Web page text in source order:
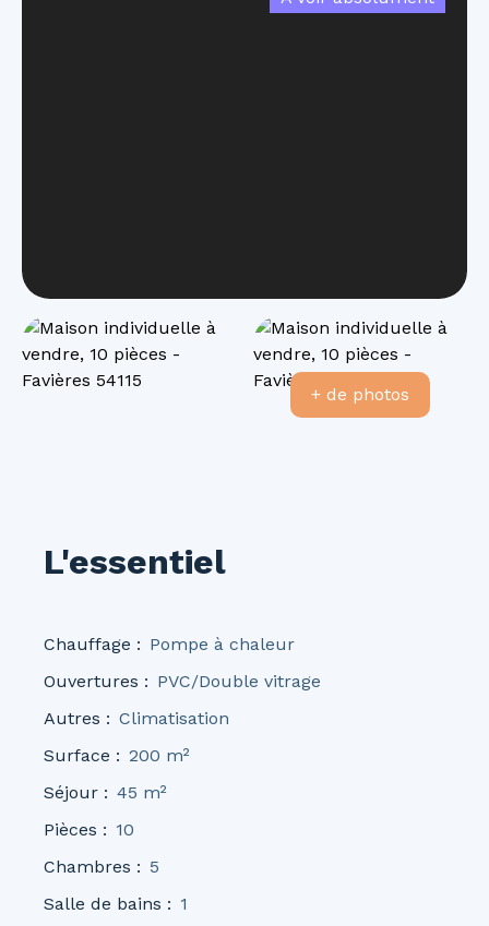
+ de photos
L'essentiel
Chauffage : Pompe à chaleur
Ouvertures : PVC/Double vitrage
Autres : Climatisation
Surface : 200 m²
Séjour : 45 m²
Pièces : 10
Chambres : 5
Salle de bains : 1